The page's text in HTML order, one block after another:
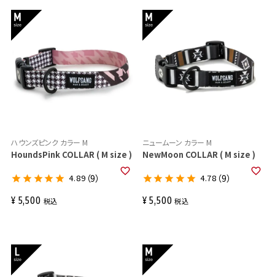
ハウンズピンク カラー M
HoundsPink COLLAR ( M size )
¥ 5,500 税込
4.89 （9）
ニュームーン カラー M
NewMoon COLLAR ( M size )
¥ 5,500 税込
4.78 （9）